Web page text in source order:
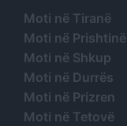
Moti në Tiranë
Moti në Prishtinë
Moti në Shkup
Moti në Durrës
Moti në Prizren
Moti në Tetovë